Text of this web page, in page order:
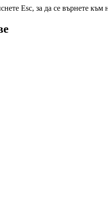
Esc, за да се върнете към